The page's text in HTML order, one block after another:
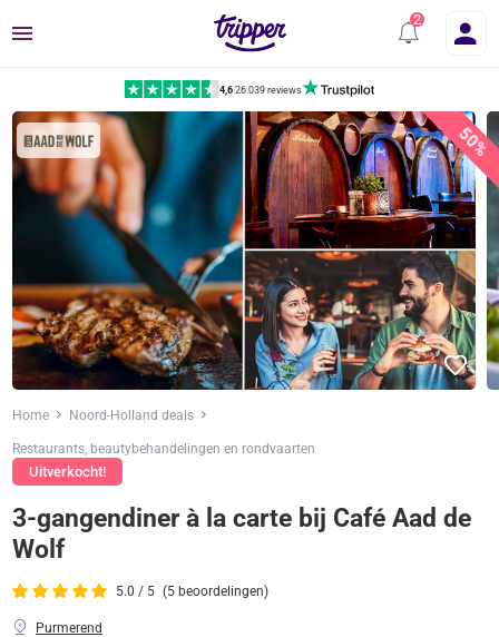
Menu
4,6|26.039 reviews
50%
Home Noord-Holland deals
Restaurants, beautybehandelingen en rondvaarten
Uitverkocht!
3-gangendiner à la carte bij Café Aad de
Wolf
5.0 / 5 (5 beoordelingen)
Purmerend